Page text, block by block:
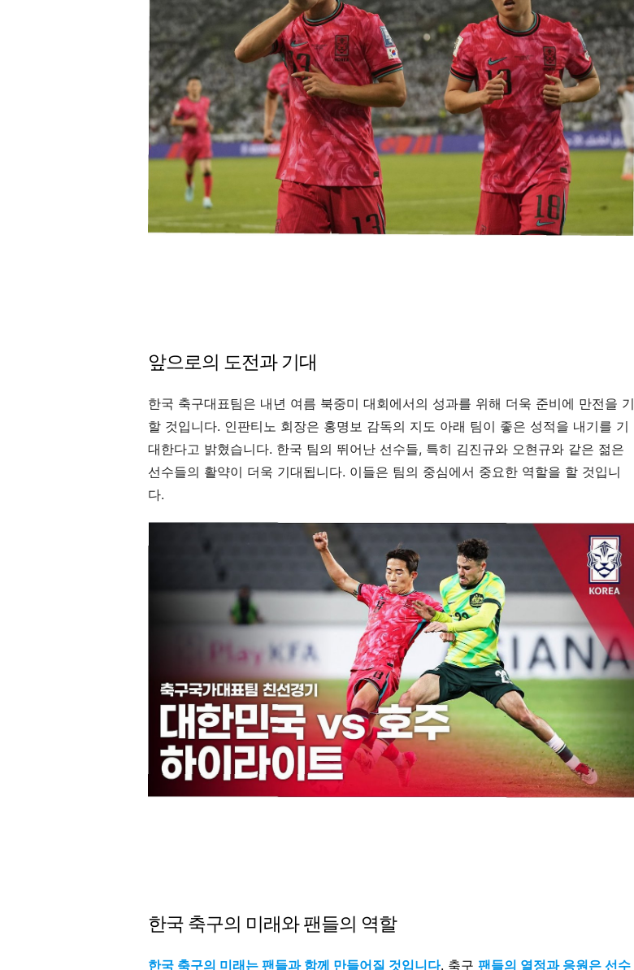
앞으로의 도전과 기대
한국 축구대표팀은 내년 여름 북중미 대회에서의 성과를 위해 더욱 준비에 만전을 기
할 것입니다. 인판티노 회장은 홍명보 감독의 지도 아래 팀이 좋은 성적을 내기를 기
대한다고 밝혔습니다. 한국 팀의 뛰어난 선수들, 특히 김진규와 오현규와 같은 젊은
선수들의 활약이 더욱 기대됩니다. 이들은 팀의 중심에서 중요한 역할을 할 것입니
다.
한국 축구의 미래와 팬들의 역할
한국 축구의 미래는 팬들과 함께 만들어질 것입니다. 축구 팬들의 열정과 응원은 선수